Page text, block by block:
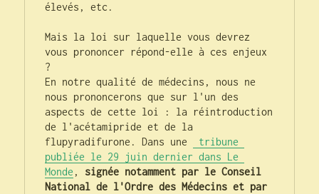
élevés, etc.
Mais la loi sur laquelle vous devrez
vous prononcer répond-elle à ces enjeux
?
En notre qualité de médecins, nous ne
nous prononcerons que sur l'un des
aspects de cette loi : la réintroduction
de l'acétamipride et de la
flupyradifurone. Dans une
tribune
publiée le 29 juin dernier dans Le
Monde , signée notamment par le Conseil
National de l'Ordre des Médecins et par